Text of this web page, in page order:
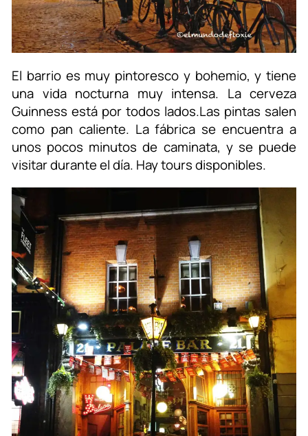
El barrio es muy pintoresco y bohemio, y tiene
una vida nocturna muy intensa. La cerveza
Guinness está por todos lados.Las pintas salen
como pan caliente. La fábrica se encuentra a
unos pocos minutos de caminata, y se puede
visitar durante el día. Hay tours disponibles.